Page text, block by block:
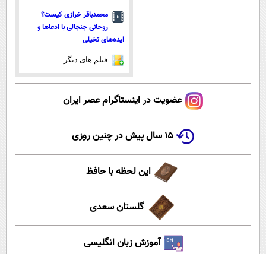
محمدباقر خرازی کیست؟
روحانی جنجالی با ادعاها و
ایده‌های تخیلی
فیلم های دیگر
عضویت در اینستاگرام عصر ایران
۱۵ سال پیش در چنین روزی
این لحظه با حافظ
گلستان سعدی
آموزش زبان انگلیسی